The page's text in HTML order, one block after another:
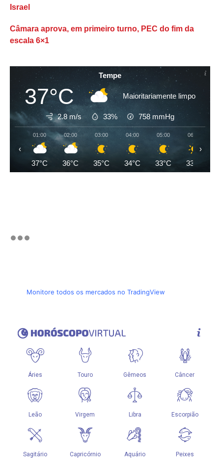
Israel
Câmara aprova, em primeiro turno, PEC do fim da
escala 6×1
Tempe
37°C Maioritariamente limpo
2.8 m/s 33% 758 mmHg
01:00
37°C
02:00
36°C
03:00
35°C
04:00
34°C
05:00
33°C
06:00
33°C
‹ ›
Monitore todos os mercados no TradingView